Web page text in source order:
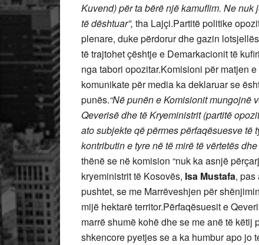
Kuvend) për ta bërë një kamuflim. Ne
të dështuar”, tha Lajçi.Partitë politike
plenare, duke përdorur dhe gazin
të trajtohet çështje e Demarkacionit të
nga tabori opozitar.Komisioni për matjen
komunikate për media ka deklaruar se
punës.“Në punën e Komisionit mungojnë
Qeverisë dhe të Kryeministrit (partitë
ato subjekte që përmes përfaqësuesve të
kontributin e tyre në të mirë të vërtetës dhe
thënë se në komision “nuk ka asnjë
kryeministrit të Kosovës, Isa Mustafa, pas
pushtet, se me Marrëveshjen për
mijë hektarë territor.Përfaqësuesit e
marrë shumë kohë dhe se me anë të
shkencore pyetjes se a ka humbur apo jo